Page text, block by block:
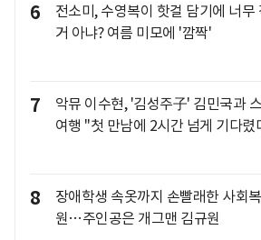
6
전소미, 수영복이 핫걸 담기에 너무
거 아냐? 여름 미모에 '깜짝'
7
악뮤 이수현, '김성주子' 김민국과
여행 "첫 만남에 2시간 넘게 기다렸
8
장애학생 속옷까지 손빨래한 사회
원…주인공은 개그맨 김규원